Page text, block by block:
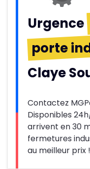
Urgence
porte
Claye
Contactez
Disponibles
arrivent en 30
fermetures
au meilleur prix !